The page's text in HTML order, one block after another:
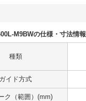
M9BWの仕様・寸法情報
種類
ガイド方式
ク（範囲）(mm)